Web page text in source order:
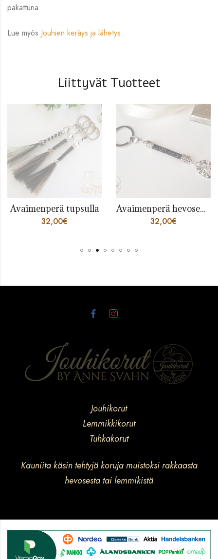
pakattuna.
Lue myös Jouhien keräys ja lähetys.
Liittyvät Tuotteet
Avaimenperä tupsulla
32,00€
Avaimenperä hevosenkenkä
32,00€
Jouhikorut
Lemmikkikorut
Tuhkakorut
Kauniita käsin tehtyjä koruja muistoksi rakkaasta
hevosesta tai lemmikistä